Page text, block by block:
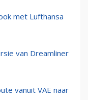
met Lufthansa
van Dreamliner
vanuit VAE naar